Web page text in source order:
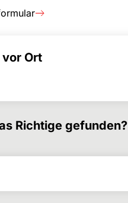
vor Ort
Richtige gefunden?